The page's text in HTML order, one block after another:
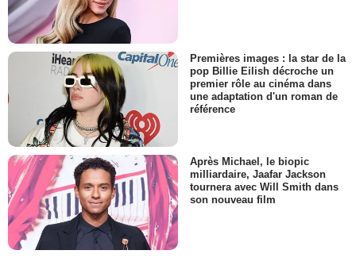
Premières images : la star de la
pop Billie Eilish décroche un
premier rôle au cinéma dans
une adaptation d'un roman de
référence
Après Michael, le biopic
milliardaire, Jaafar Jackson
tournera avec Will Smith dans
son nouveau film